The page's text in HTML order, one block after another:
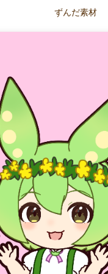
ずんだ素材